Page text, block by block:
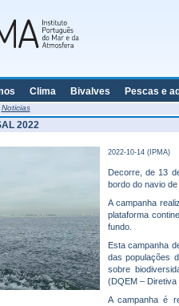
Clima Bivalves Pescas e
Noticias
2022
2022-10-14 (IPMA)
Decorre, de 13
bordo do navio de
A campanha
plataforma
fundo.
Esta campanha
das populações
sobre
(DQEM – Diretiva
A campanha é